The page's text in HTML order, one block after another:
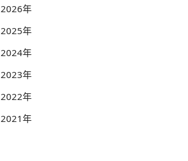
2026年
2025年
2024年
2023年
2022年
2021年